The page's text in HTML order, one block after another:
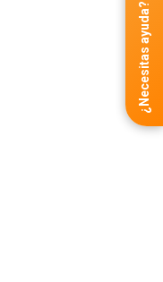
¿Necesitas ayuda?